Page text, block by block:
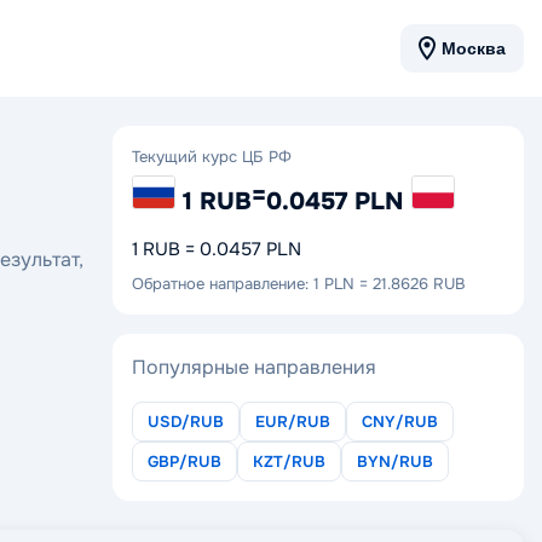
Москва
Текущий курс ЦБ РФ
1 RUB=0.0457 PLN
1 RUB = 0.0457 PLN
Обратное направление: 1 PLN = 21.8626 RUB
Популярные направления
USD/RUB EUR/RUB
CNY/RUB
GBP/RUB
KZT/RUB BYN/RUB